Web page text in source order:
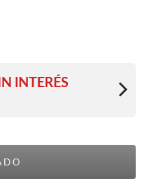
INTERÉS